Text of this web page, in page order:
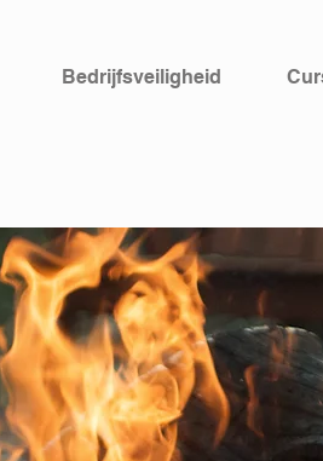
Bedrijfsveiligheid